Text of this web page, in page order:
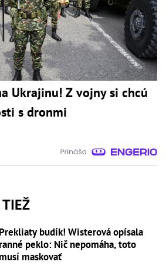
Ukrajinu! Z vojny si chcú
s dronmi
TIEŽ
Prekliaty budík! Wisterová opísala
ranné peklo: Nič nepomáha, toto
musí maskovať